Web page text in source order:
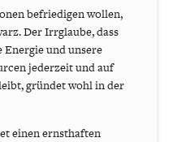
befriedigen wollen,
Der Irrglaube, dass
und unsere
jederzeit und auf
gründet wohl in der
einen ernsthaften